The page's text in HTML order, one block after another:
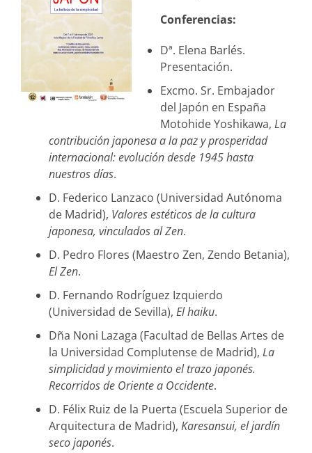
Conferencias:
Dª. Elena Barlés.
Presentación.
Excmo. Sr. Embajador
del Japón en España
Motohide Yoshikawa, La
contribución japonesa a la paz y prosperidad
internacional: evolución desde 1945 hasta
nuestros días.
D. Federico Lanzaco (Universidad Autónoma
de Madrid), Valores estéticos de la cultura
japonesa, vinculados al Zen.
D. Pedro Flores (Maestro Zen, Zendo Betania),
El Zen.
D. Fernando Rodríguez Izquierdo
(Universidad de Sevilla), El haiku.
Dña Noni Lazaga (Facultad de Bellas Artes de
la Universidad Complutense de Madrid), La
simplicidad y movimiento el trazo japonés.
Recorridos de Oriente a Occidente.
D. Félix Ruiz de la Puerta (Escuela Superior de
Arquitectura de Madrid), Karesansui, el jardín
seco japonés.